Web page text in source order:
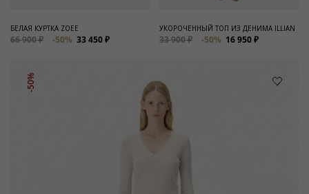
БЕЛАЯ КУРТКА ZOEE
66 900 ₽ -50% 33 450 ₽
УКОРОЧЕННЫЙ ТОП ИЗ ДЕНИМА ILLIAN
33 900 ₽ -50% 16 950 ₽
-50%